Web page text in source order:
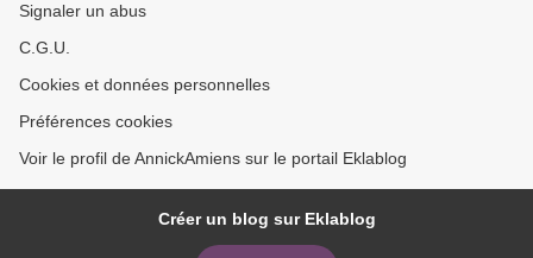
Signaler un abus
C.G.U.
Cookies et données personnelles
Préférences cookies
Voir le profil de AnnickAmiens sur le portail Eklablog
Créer un blog sur Eklablog